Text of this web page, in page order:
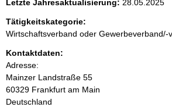
n
i
n
h
Letzte Jahresaktualisierung: 28.05.2025
Tätigkeitskategorie:
Wirtschaftsverband oder Gewerbeverband/-
Kontaktdaten:
Adresse:
Mainzer Landstraße 55
60329 Frankfurt am Main
Deutschland